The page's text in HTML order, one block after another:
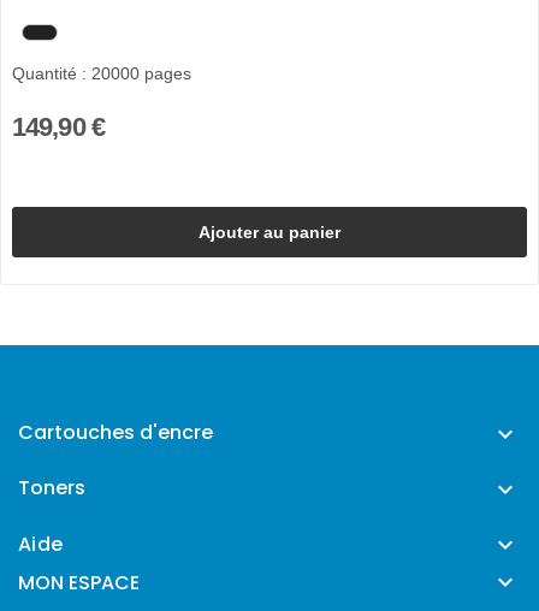
Quantité : 20000 pages
149,90 €
Ajouter au panier
Cartouches d'encre 
Toners 
Aide 
MON ESPACE 